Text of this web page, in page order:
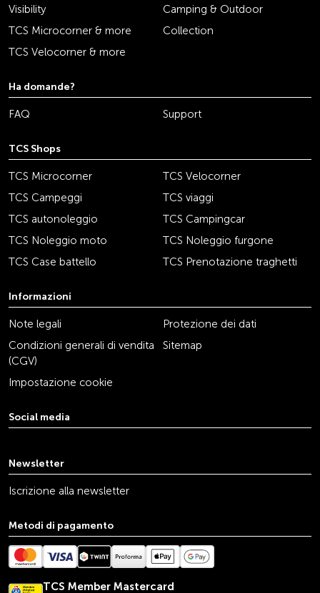
Visibility
Camping & Outdoor
TCS Microcorner & more
Collection
TCS Velocorner & more
Ha domande?
FAQ Support
TCS Shops
TCS Microcorner
TCS Velocorner
TCS Campeggi
TCS viaggi
TCS autonoleggio
TCS Campingcar
TCS Noleggio moto
TCS Noleggio furgone
TCS Case battello
TCS Prenotazione traghetti
Informazioni
Note legali
Protezione dei dati
Condizioni generali di vendita
(CGV)
Sitemap
Impostazione cookie
Social media
Newsletter
Iscrizione alla newsletter
Metodi di pagamento
TCS Member Mastercard